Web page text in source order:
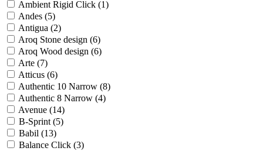
Ambient Rigid Click (1)
Andes (5)
Antigua (2)
Aroq Stone design (6)
Aroq Wood design (6)
Arte (7)
Atticus (6)
Authentic 10 Narrow (8)
Authentic 8 Narrow (4)
Avenue (14)
B-Sprint (5)
Babil (13)
Balance Click (3)